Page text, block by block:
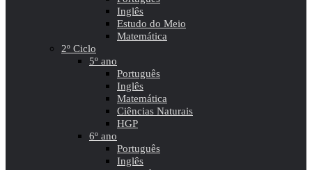
Inglês
Estudo do Meio
Matemática
2º Ciclo
5º ano
Português
Inglês
Matemática
Ciências Naturais
HGP
6º ano
Português
Inglês